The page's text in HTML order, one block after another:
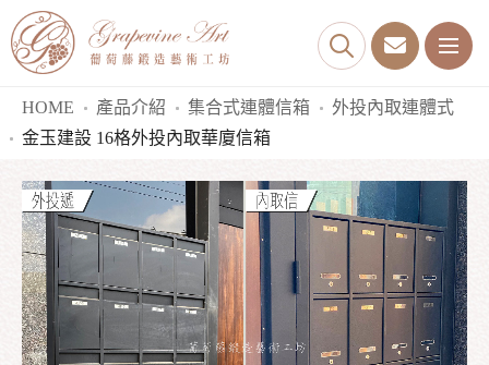
HOME 產品介紹 集合式連體信箱
外投內取連體式
金玉建設 16格外投內取華廈信箱